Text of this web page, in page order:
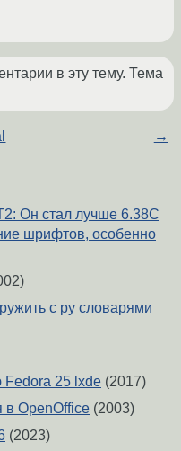
в эту тему. Тема
→
Он стал лучше 6.38C
шрифтов, особенно
с ру словарями
Fedora 25 lxde (2017)
в OpenOffice (2003)
(2023)